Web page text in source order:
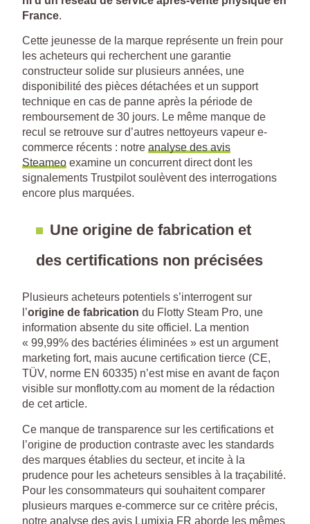
France.
Cette jeunesse de la marque représente un frein pour
les acheteurs qui recherchent une garantie
constructeur solide sur plusieurs années, une
disponibilité des pièces détachées et un support
technique en cas de panne après la période de
remboursement de 30 jours. Le même manque de
recul se retrouve sur d’autres nettoyeurs vapeur e-
commerce récents : notre analyse des avis
Steameo examine un concurrent direct dont les
signalements Trustpilot soulèvent des interrogations
encore plus marquées.
Une origine de fabrication et
des certifications non précisées
Plusieurs acheteurs potentiels s’interrogent sur
l’origine de fabrication du Flotty Steam Pro, une
information absente du site officiel. La mention
« 99,99% des bactéries éliminées » est un argument
marketing fort, mais aucune certification tierce (CE,
TÜV, norme EN 60335) n’est mise en avant de façon
visible sur monflotty.com au moment de la rédaction
de cet article.
Ce manque de transparence sur les certifications et
l’origine de production contraste avec les standards
des marques établies du secteur, et incite à la
prudence pour les acheteurs sensibles à la traçabilité.
Pour les consommateurs qui souhaitent comparer
plusieurs marques e-commerce sur ce critère précis,
notre analyse des avis Lumixia FR aborde les mêmes